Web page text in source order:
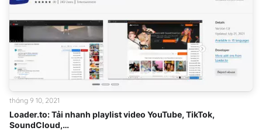
Loader.to: Tải nhanh playlist video YouTube, TikTok,
SoundCloud,…
tháng 9 10, 2021